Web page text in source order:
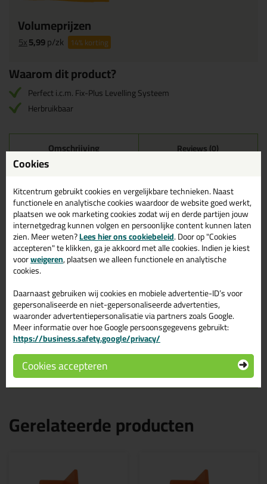
Volumeprijzen
5x5,99p/zk 14%korting
Waarom dit product?
Perfect i.c.m. Fix-Plus Levelling Systeem
Herbruikbaar
Omschrijving Reviews (0)
Fix Plus Multi Cross Tegelkruisjes
1mm
De Multi Cross Tegelkruisjes zijn ideaal geschikt als consistente
afstandhouders voor het creëren van tegelvoegen vam 1mm
breed. De tegelkruisjes kunnen zowel op kruisvoegen als 'T'
voegen gebruikt worden.
Ook beschikbaar in andere maten
3mm tegelkruisjes
Perfect in combinatie met Tegel
Levelling Systeem
egel Levelling Systeemvan Fix Plus.
Gerelateerde producten
Cookies
Kitcentrum gebruikt cookies en vergelijkbare technieken. Naast
functionele en analytische cookies waardoor de website goed werkt,
plaatsen we ook marketing cookies zodat wij en derde partijen jouw
internetgedrag kunnen volgen en persoonlijke content kunnen laten
zien. Meer weten?Lees hier ons cookiebeleid. Door op "Cookies
accepteren" te klikken, ga je akkoord met alle cookies. Indien je kiest
voorweigeren, plaatsen we alleen functionele en analytische
cookies.
Daarnaast gebruiken wij cookies en mobiele advertentie-ID’s voor
gepersonaliseerde en niet-gepersonaliseerde advertenties,
waaronder advertentiepersonalisatie via partners zoals Google.
Meer informatie over hoe Google persoonsgegevens gebruikt:
https://business.safety.google/privacy/
Cookies accepteren